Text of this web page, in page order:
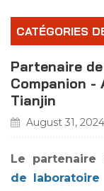
CATÉGORIES
Partenaire
Companion -
Tianjin
August 31, 2024
Le
de laboratoire